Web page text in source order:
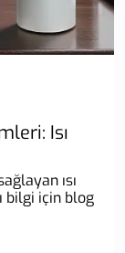
Isı
ısı
bilgi için blog